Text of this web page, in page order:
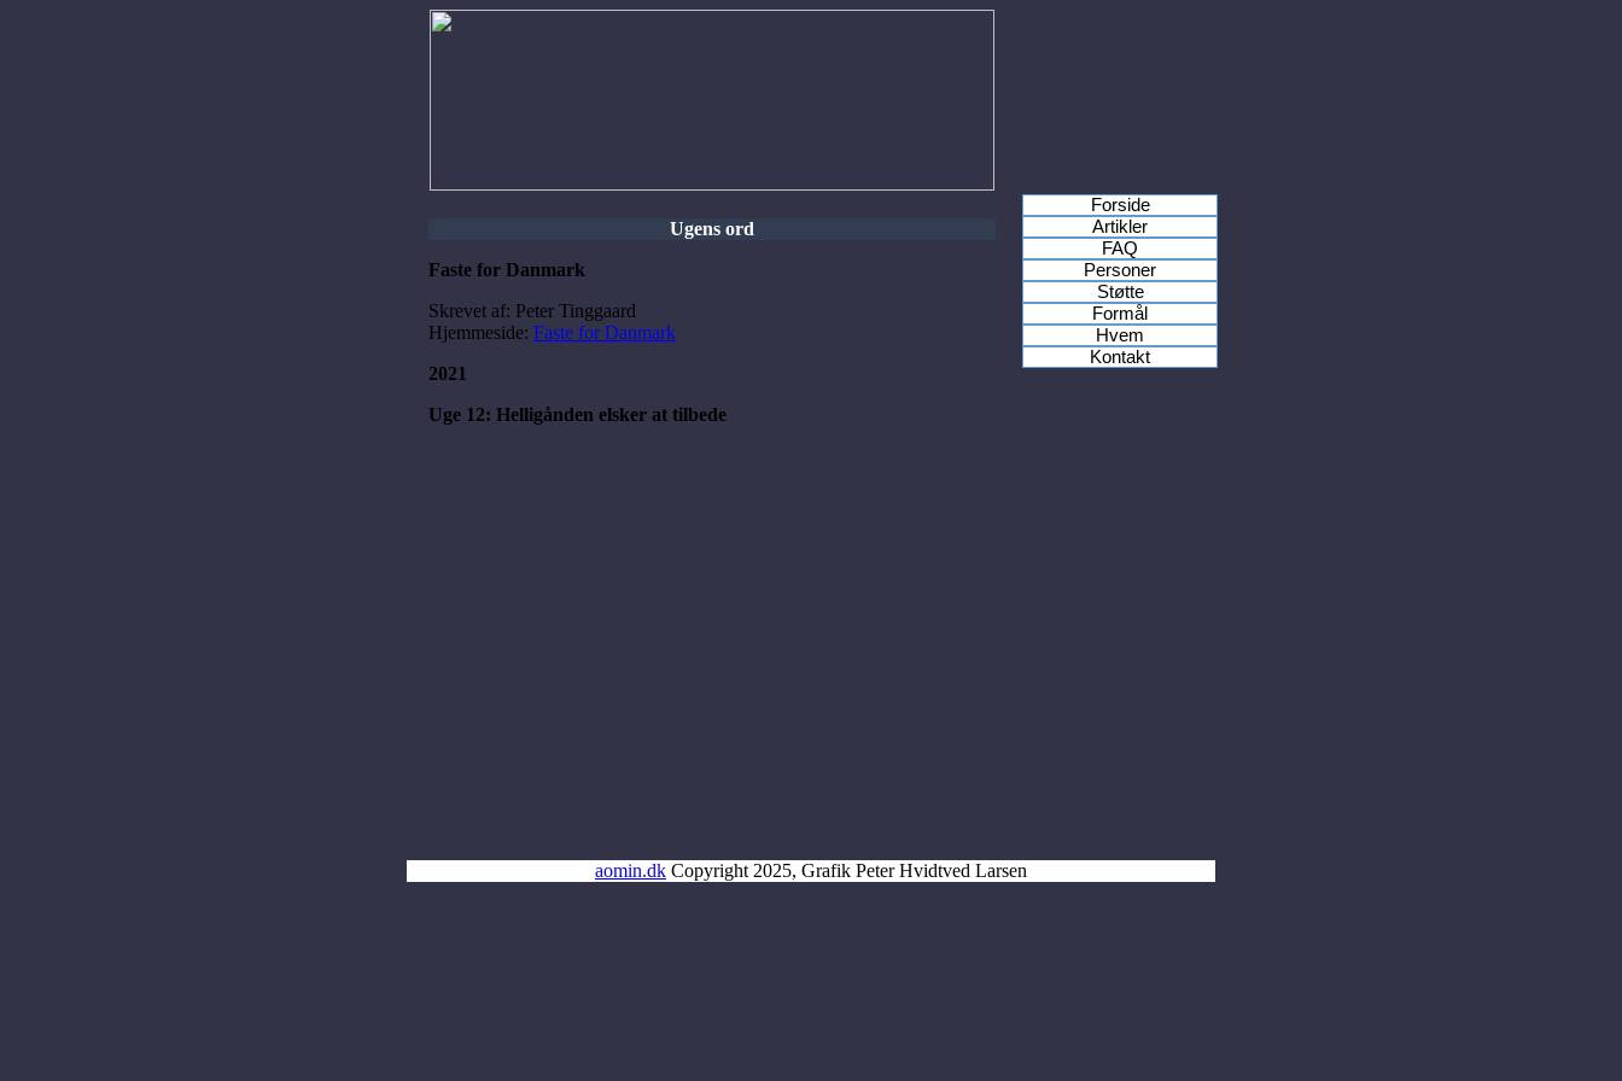
Ugens ord
Faste for Danmark
Skrevet af: Peter Tinggaard
Hjemmeside: Faste for Danmark
2021
Uge 12: Helligånden elsker at tilbede
Forside
Artikler
FAQ
Personer
Støtte
Formål
Hvem
Kontakt
aomin.dk Copyright 2025, Grafik Peter Hvidtved Larsen